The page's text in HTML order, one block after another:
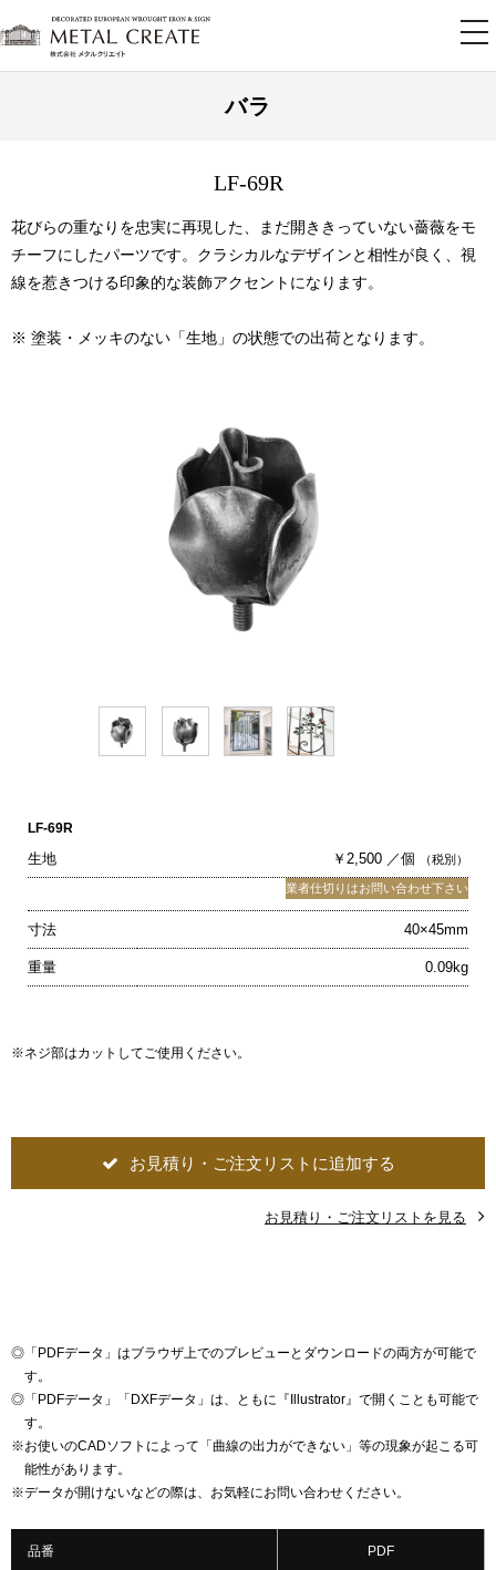
バラ
LF-69R
花びらの重なりを忠実に再現した、まだ開ききっていない薔薇をモ
チーフにしたパーツです。クラシカルなデザインと相性が良く、視
線を惹きつける印象的な装飾アクセントになります。
※ 塗装・メッキのない「生地」の状態での出荷となります。
LF-69R
生地 ￥2,500 ／個 （税別）
業者仕切りはお問い合わせ下さい
寸法 40×45mm
重量 0.09kg
※ネジ部はカットしてご使用ください。
お見積り・ご注文リストに追加する
お見積り・ご注文リストを見る
◎ 「PDFデータ」はブラウザ上でのプレビューとダウンロードの両方が可能で
す。
◎ 「PDFデータ」「DXFデータ」は、ともに『Illustrator』で開くことも可能で
す。
※お使いのCADソフトによって「曲線の出力ができない」等の現象が起こる可
能性があります。
※データが開けないなどの際は、お気軽にお問い合わせください。
品番 PDF